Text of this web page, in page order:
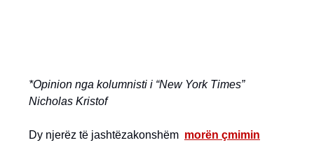
*Opinion nga kolumnisti i “New York Times”
Nicholas Kristof
Dy njerëz të jashtëzakonshëm morën çmimin